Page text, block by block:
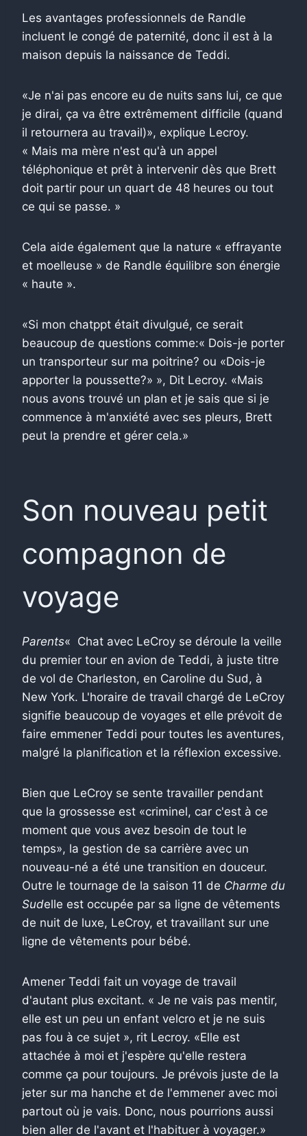
Les avantages professionnels de Randle
incluent le congé de paternité, donc il est à la
maison depuis la naissance de Teddi.
«Je n'ai pas encore eu de nuits sans lui, ce que
je dirai, ça va être extrêmement difficile (quand
il retournera au travail)», explique Lecroy.
« Mais ma mère n'est qu'à un appel
téléphonique et prêt à intervenir dès que Brett
doit partir pour un quart de 48 heures ou tout
ce qui se passe. »
Cela aide également que la nature « effrayante
et moelleuse » de Randle équilibre son énergie
« haute ».
«Si mon chatppt était divulgué, ce serait
beaucoup de questions comme:« Dois-je porter
un transporteur sur ma poitrine? ou «Dois-je
apporter la poussette?» », Dit Lecroy. «Mais
nous avons trouvé un plan et je sais que si je
commence à m'anxiété avec ses pleurs, Brett
peut la prendre et gérer cela.»
Son nouveau petit
compagnon de
voyage
Parents« Chat avec LeCroy se déroule la veille
du premier tour en avion de Teddi, à juste titre
de vol de Charleston, en Caroline du Sud, à
New York. L'horaire de travail chargé de LeCroy
signifie beaucoup de voyages et elle prévoit de
faire emmener Teddi pour toutes les aventures,
malgré la planification et la réflexion excessive.
Bien que LeCroy se sente travailler pendant
que la grossesse est «criminel, car c'est à ce
moment que vous avez besoin de tout le
temps», la gestion de sa carrière avec un
nouveau-né a été une transition en douceur.
Outre le tournage de la saison 11 de Charme du
Sudelle est occupée par sa ligne de vêtements
de nuit de luxe, LeCroy, et travaillant sur une
ligne de vêtements pour bébé.
Amener Teddi fait un voyage de travail
d'autant plus excitant. « Je ne vais pas mentir,
elle est un peu un enfant velcro et je ne suis
pas fou à ce sujet », rit Lecroy. «Elle est
attachée à moi et j'espère qu'elle restera
comme ça pour toujours. Je prévois juste de la
jeter sur ma hanche et de l'emmener avec moi
partout où je vais. Donc, nous pourrions aussi
bien aller de l'avant et l'habituer à voyager.»